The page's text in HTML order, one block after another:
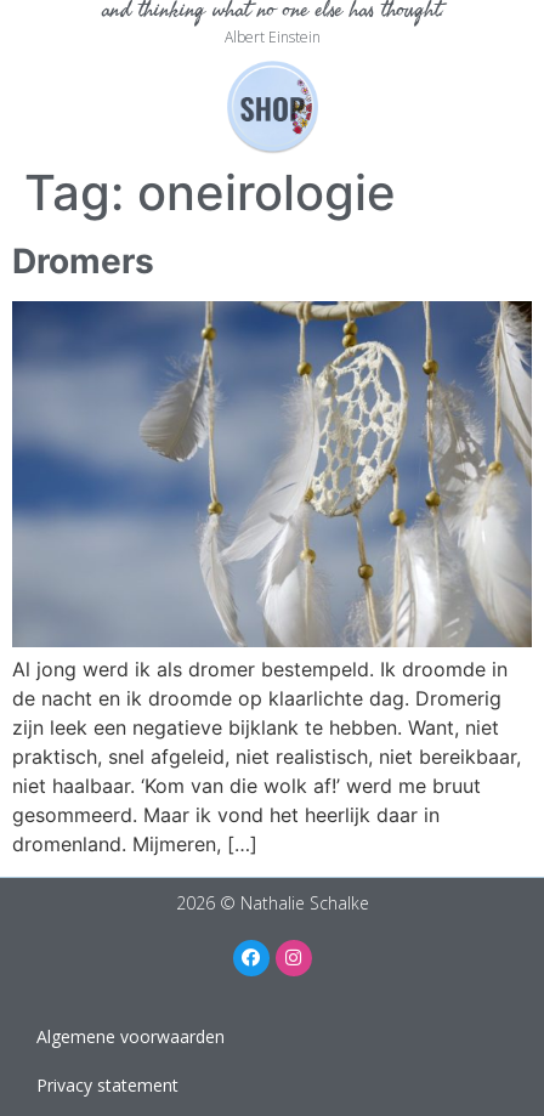
and thinking what no one else has thought.
Albert Einstein
Tag: oneirologie
Dromers
Al jong werd ik als dromer bestempeld. Ik droomde in
de nacht en ik droomde op klaarlichte dag. Dromerig
zijn leek een negatieve bijklank te hebben. Want, niet
praktisch, snel afgeleid, niet realistisch, niet bereikbaar,
niet haalbaar. ‘Kom van die wolk af!’ werd me bruut
gesommeerd. Maar ik vond het heerlijk daar in
dromenland. Mijmeren, […]
2026 © Nathalie Schalke
Algemene voorwaarden
Privacy statement